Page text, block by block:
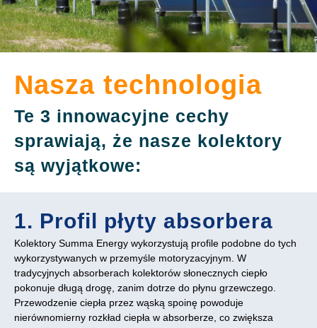
Nasza technologia
Te 3 innowacyjne cechy
sprawiają, że nasze kolektory
są wyjątkowe:
1. Profil płyty absorbera
Kolektory Summa Energy wykorzystują profile podobne do tych
wykorzystywanych w przemyśle motoryzacyjnym. W
tradycyjnych absorberach kolektorów słonecznych ciepło
pokonuje długą drogę, zanim dotrze do płynu grzewczego.
Przewodzenie ciepła przez wąską spoinę powoduje
nierównomierny rozkład ciepła w absorberze, co zwiększa